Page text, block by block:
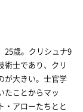
25歳。クリシュナ9
術士であり、クリ
が大きい。士官学
たことからマッ
・アローたちとと